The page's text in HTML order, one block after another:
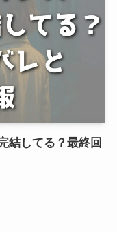
結してる？最終回